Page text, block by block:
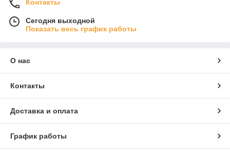
Контакты
Сегодня выходной
Показать весь график работы
О нас
Контакты
Доставка и оплата
График работы